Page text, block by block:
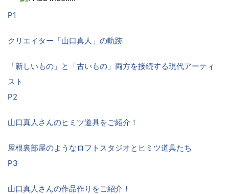
P1
クリエイター「山口真人」の軌跡
「新しいもの」と「古いもの」両方を接続する現代アーティ
スト
P2
山口真人さんのヒミツ道具をご紹介！
屋根裏部屋のようなロフトスタジオとヒミツ道具たち
P3
山口真人さんの作品作りをご紹介！